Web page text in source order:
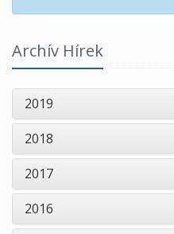
Archív Hírek
2019
2018
2017
2016